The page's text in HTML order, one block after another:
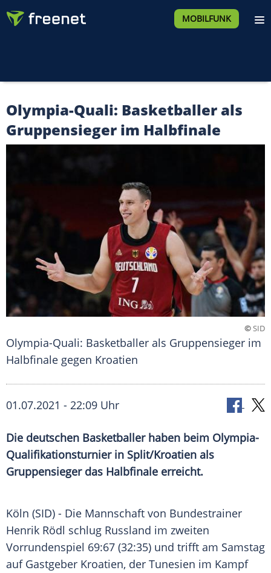
MOBILFUNK
Olympia-Quali: Basketballer als
Gruppensieger im Halbfinale
©SID
Olympia-Quali: Basketballer als Gruppensieger im
Halbfinale gegen Kroatien
01.07.2021 - 22:09 Uhr
Die deutschen Basketballer haben beim Olympia-
Qualifikationsturnier in Split/Kroatien als
Gruppensieger das Halbfinale erreicht.
Köln (SID) - Die Mannschaft von Bundestrainer
Henrik Rödl schlug Russland im zweiten
Vorrundenspiel 69:67 (32:35) und trifft am Samstag
auf Gastgeber Kroatien, der Tunesien im Kampf